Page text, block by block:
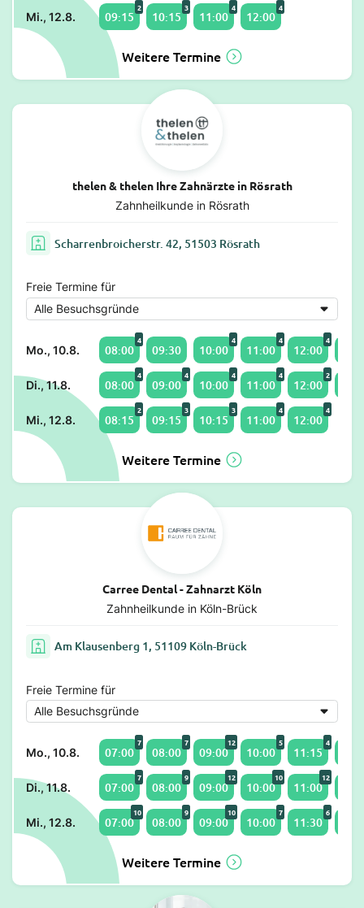
Mi., 12.8. 09:15
2
10:15
3
11:00
4
12:00
4
Weitere Termine
thelen & thelen Ihre Zahnärzte in Rösrath
Zahnheilkunde in Rösrath
Scharrenbroicherstr. 42, 51503 Rösrath
Freie Termine für
Mo., 10.8. 08:00
4
09:30 10:00
4
11:00
4
12:00
4
Di., 11.8. 08:00
4
09:00
4
10:00
4
11:00
4
12:00
2
Mi., 12.8. 08:15
2
09:15
3
10:15
3
11:00
4
12:00
4
Weitere Termine
Carree Dental - Zahnarzt Köln
Zahnheilkunde in Köln-Brück
Am Klausenberg 1, 51109 Köln-Brück
Freie Termine für
Mo., 10.8. 07:00
7
08:00
7
09:00
12
10:00
5
11:15
4
Di., 11.8. 07:00
7
08:00
9
09:00
12
10:00
10
11:00
12
Mi., 12.8. 07:00
10
08:00
9
09:00
10
10:00
7
11:30
6
Weitere Termine